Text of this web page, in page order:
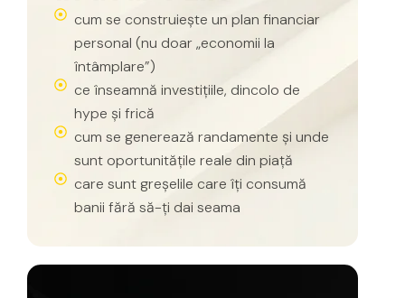
cum se construiește un plan financiar
personal (nu doar „economii la
întâmplare”)
ce înseamnă investițiile, dincolo de
hype și frică
cum se generează randamente și unde
sunt oportunitățile reale din piață
care sunt greșelile care îți consumă
banii fără să-ți dai seama